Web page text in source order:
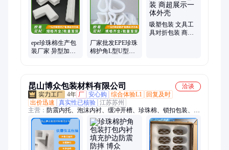
棉护垫、防震泡沫棉、珍珠棉植绒、珍珠棉护角、珍珠棉水果
托、包装盒植绒、植绒eva内衬、EVA内衬、EPE箱子内衬、防静
电泡沫板、海绵内衬
epe珍珠棉生产包
装厂家 异型加工
厂家批发EPE珍珠
棉护角L型U型护
吸塑包装 文具工
具对折包装 商超
昆山博众包装材料有限公司
洽谈
4年 厂 安心购 综合体验L1
回复及时
出价迅速
真实性已核验 江苏苏州
主营： 防震内托、泡沫内衬、缓冲开槽、珍珠棉、锁扣包装、缓
冲泡棉、包装材料、防震物流包装、快递防护包装、防摔泡棉包
装、防震内衬包装盒、内托内胆、塑料泡沫板、防震泡沫板、异
形泡沫板、防滑抗压内垫、防震缓冲材料